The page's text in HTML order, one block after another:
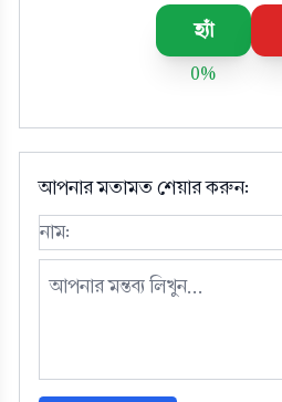
হ্যাঁ
0%
আপনার মতামত শেয়ার করুন: